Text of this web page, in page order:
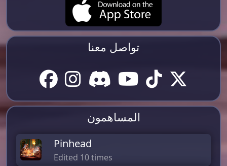
تواصل معنا
المساهمون
Pinhead
Edited 10 times